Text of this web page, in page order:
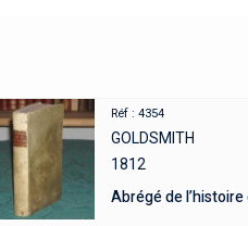
Réf : 4354
GOLDSMITH
1812
Abrégé de